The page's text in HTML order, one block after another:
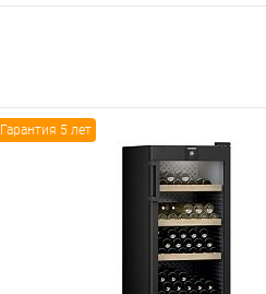
Гарантия 5 лет